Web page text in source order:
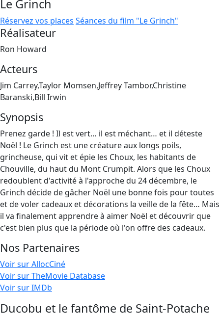
Le Grinch
Réservez vos places Séances du film "Le Grinch"
Réalisateur
Ron Howard
Acteurs
Jim Carrey,Taylor Momsen,Jeffrey Tambor,Christine
Baranski,Bill Irwin
Synopsis
Prenez garde ! Il est vert… il est méchant… et il déteste
Noël ! Le Grinch est une créature aux longs poils,
grincheuse, qui vit et épie les Choux, les habitants de
Chouville, du haut du Mont Crumpit. Alors que les Choux
redoublent d'activité à l'approche du 24 décembre, le
Grinch décide de gâcher Noël une bonne fois pour toutes
et de voler cadeaux et décorations la veille de la fête… Mais
il va finalement apprendre à aimer Noël et découvrir que
c'est bien plus que la période où l'on offre des cadeaux.
Nos Partenaires
Voir sur AllocCiné
Voir sur TheMovie Database
Voir sur IMDb
Ducobu et le fantôme de Saint-Potache